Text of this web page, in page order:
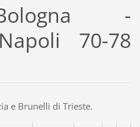
-
70-78
e Brunelli di Trieste.